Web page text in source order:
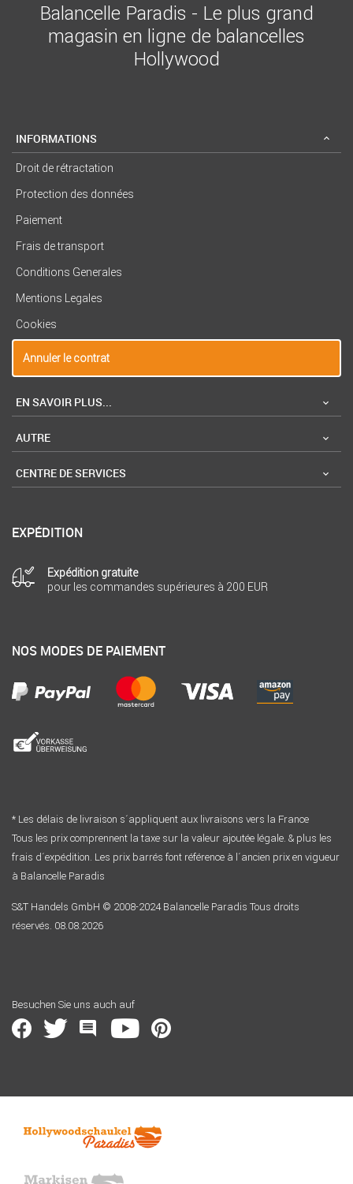
Balancelle Paradis - Le plus grand
magasin en ligne de balancelles
Hollywood
INFORMATIONS
Droit de rétractation
Protection des données
Paiement
Frais de transport
Conditions Generales
Mentions Legales
Cookies
Annuler le contrat
EN SAVOIR PLUS...
AUTRE
CENTRE DE SERVICES
EXPÉDITION
Expédition gratuite
pour les commandes supérieures à 200 EUR
NOS MODES DE PAIEMENT
* Les délais de livraison s´appliquent aux livraisons vers la France
Tous les prix comprennent la taxe sur la valeur ajoutée légale. & plus les
frais d´expédition. Les prix barrés font référence à l´ancien prix en vigueur
à Balancelle Paradis
S&T Handels GmbH © 2008-2024 Balancelle Paradis Tous droits
réservés. 08.08.2026
Besuchen Sie uns auch auf